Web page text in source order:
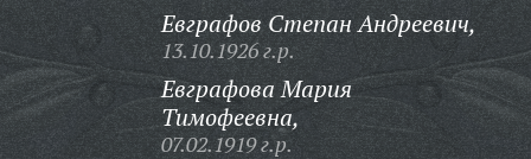
Евграфов Степан Андреевич,
13.10.1926 г.р.
Евграфова Мария
Тимофеевна,
07.02.1919 г.р.